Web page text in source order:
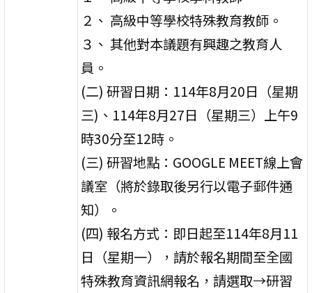
２、 高級中等學校特殊教育教師。
３、 其他對本議題有興趣之教育人
員。
(二) 研習日期：114年8月20日（星期
三)、114年8月27日（星期三）上午9
時30分至12時。
(三) 研習地點：GOOGLE MEET線上會
議室（將於錄取後另行以電子郵件通
知）。
(四) 報名方式：即日起至114年8月11
日（星期一），請於報名期間至全國
特殊教育資訊網報名，請選取→研習